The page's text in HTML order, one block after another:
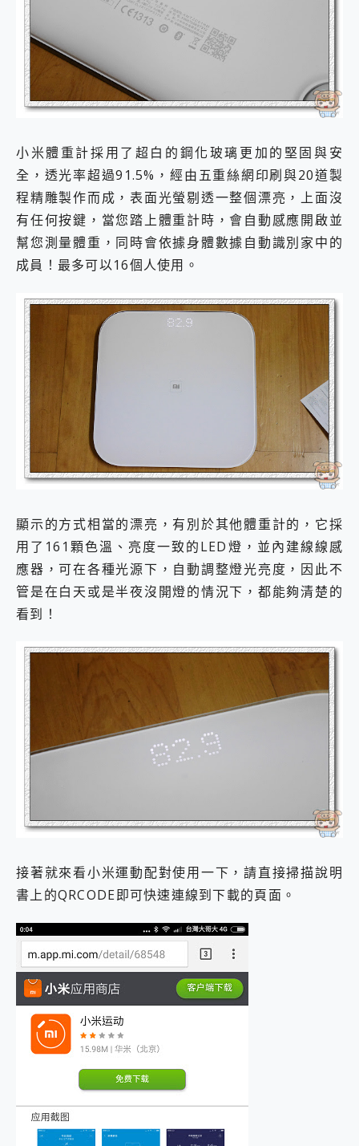
小米體重計採用了超白的鋼化玻璃更加的堅固與安
全，透光率超過91.5%，經由五重絲網印刷與20道製
程精雕製作而成，表面光螢剔透一整個漂亮，上面沒
有任何按鍵，當您踏上體重計時，會自動感應開啟並
幫您測量體重，同時會依據身體數據自動識別家中的
成員！最多可以16個人使用。
顯示的方式相當的漂亮，有別於其他體重計的，它採
用了161顆色溫、亮度一致的LED燈，並內建線線感
應器，可在各種光源下，自動調整燈光亮度，因此不
管是在白天或是半夜沒開燈的情況下，都能夠清楚的
看到！
接著就來看小米運動配對使用一下，請直接掃描說明
書上的QRCODE即可快速連線到下載的頁面。